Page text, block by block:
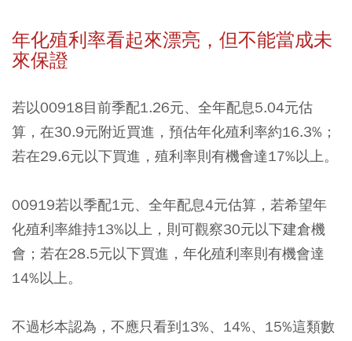
年化殖利率看起來漂亮，但不能當成未
來保證
若以00918目前季配1.26元、全年配息5.04元估
算，在30.9元附近買進，預估年化殖利率約16.3%；
若在29.6元以下買進，殖利率則有機會達17%以上。
00919若以季配1元、全年配息4元估算，若希望年
化殖利率維持13%以上，則可觀察30元以下建倉機
會；若在28.5元以下買進，年化殖利率則有機會達
14%以上。
不過杉本認為，不應只看到13%、14%、15%這類數